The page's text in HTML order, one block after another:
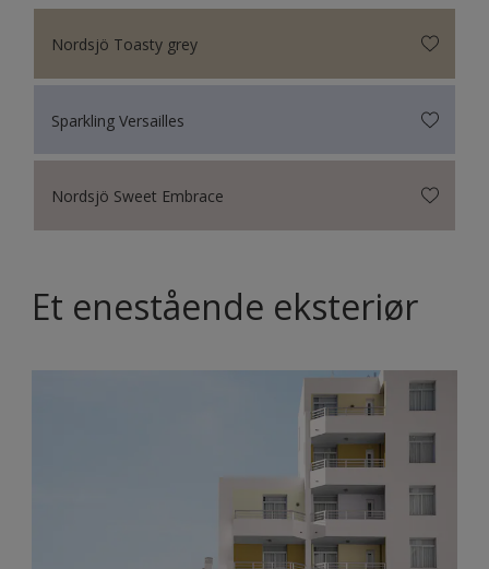
Nordsjö Toasty grey
Sparkling Versailles
Nordsjö Sweet Embrace
Et enestående eksteriør